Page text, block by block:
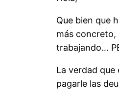
Que bien que
más concreto,
trabajando…
La verdad
pagarle las